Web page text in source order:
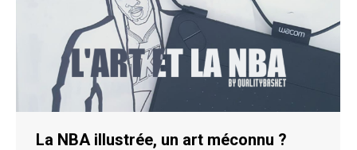
La NBA illustrée, un art méconnu ?